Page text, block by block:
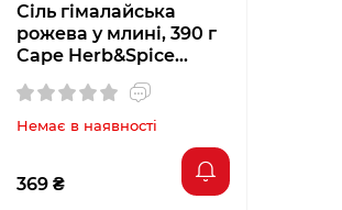
Сіль гімалайська
рожева у млині, 390 г
Cape Herb&Spice
FSGRB000004
Немає в наявності
369 ₴